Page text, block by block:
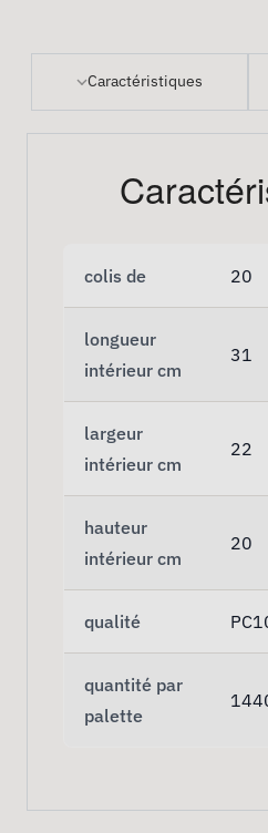
Caractéristiques
colis de 20
longueur
intérieur cm
31
largeur
intérieur cm
22
hauteur
intérieur cm
20
qualité
quantité par
palette